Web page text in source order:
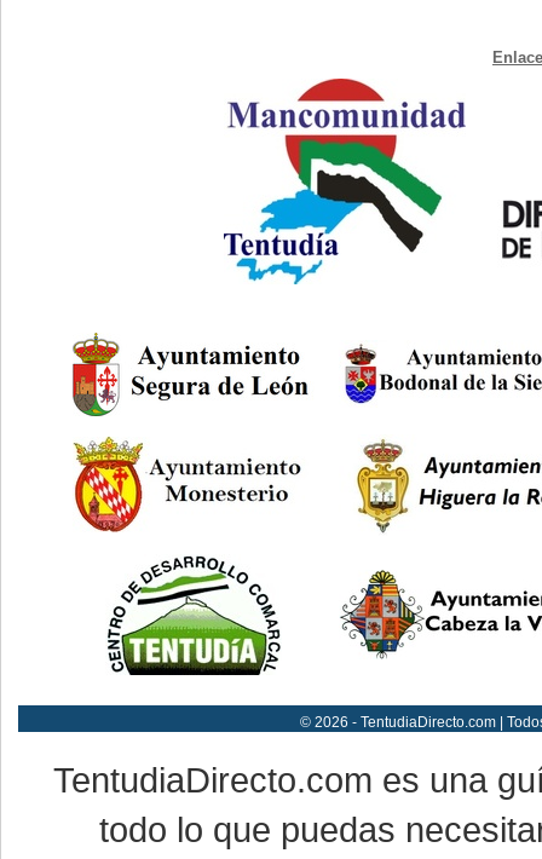
© 2026 - TentudiaDirecto.com |
TentudiaDirecto.com es una
todo lo que puedas